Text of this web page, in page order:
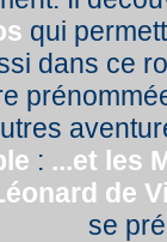
qui
dans ce
: ...et les
de
se